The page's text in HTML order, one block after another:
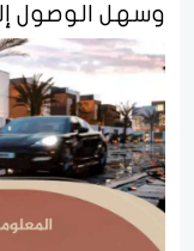
وسهل الوصول